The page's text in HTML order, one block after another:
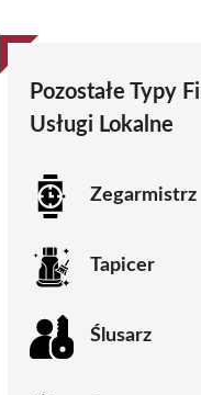
Pozostałe Typy
Usługi Lokalne
Zegarmistrz
Tapicer
Ślusarz